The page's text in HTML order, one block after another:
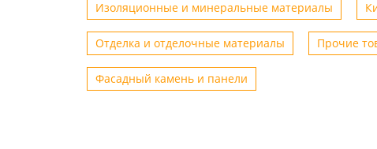
Изоляционные и минеральные материалы
Отделка и отделочные материалы Прочие
Фасадный камень и панели